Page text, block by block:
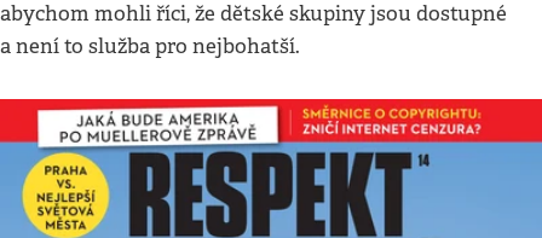
abychom mohli říci, že dětské skupiny jsou dostupné
a není to služba pro nejbohatší.